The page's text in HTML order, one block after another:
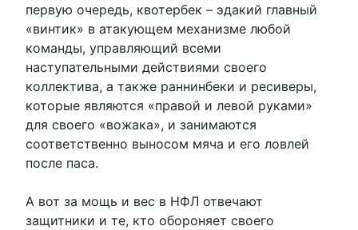
первую очередь, квотербек – эдакий главный
«винтик» в атакующем механизме любой
команды, управляющий всеми
наступательными действиями своего
коллектива, а также раннинбеки и ресиверы,
которые являются «правой и левой руками»
для своего «вожака», и занимаются
соответственно выносом мяча и его ловлей
после паса.
А вот за мощь и вес в НФЛ отвечают
защитники и те, кто обороняет своего